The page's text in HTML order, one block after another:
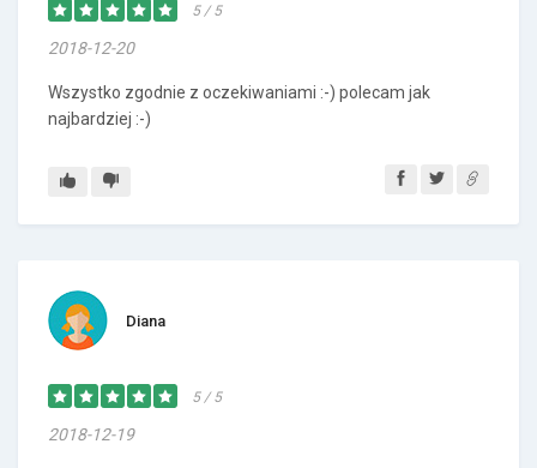
5 / 5
2018-12-20
Wszystko zgodnie z oczekiwaniami :-) polecam jak
najbardziej :-)
Diana
5 / 5
2018-12-19